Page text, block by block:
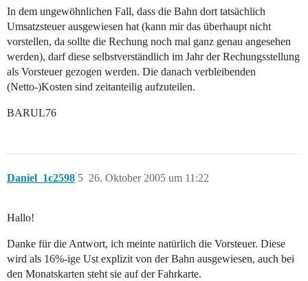
In dem ungewöhnlichen Fall, dass die Bahn dort tatsächlich
Umsatzsteuer ausgewiesen hat (kann mir das überhaupt nicht
vorstellen, da sollte die Rechung noch mal ganz genau angesehen
werden), darf diese selbstverständlich im Jahr der Rechungsstellung
als Vorsteuer gezogen werden. Die danach verbleibenden
(Netto-)Kosten sind zeitanteilig aufzuteilen.
BARUL76
Daniel_1c2598 26. Oktober 2005 um 11:22
5
Hallo!
Danke für die Antwort, ich meinte natürlich die Vorsteuer. Diese
wird als 16%-ige Ust explizit von der Bahn ausgewiesen, auch bei
den Monatskarten steht sie auf der Fahrkarte.